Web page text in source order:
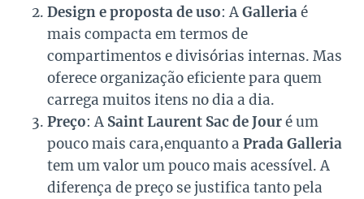
Design e proposta de uso: AGalleriaé
mais compacta em termos de
compartimentos e divisórias internas. Mas
oferece organização eficiente para quem
carrega muitos itens no dia a dia.
Preço: A Saint Laurent Sac de Jouré um
pouco mais cara,enquanto a Prada Galleria
tem um valor um pouco mais acessível. A
diferença de preço se justifica tanto pela